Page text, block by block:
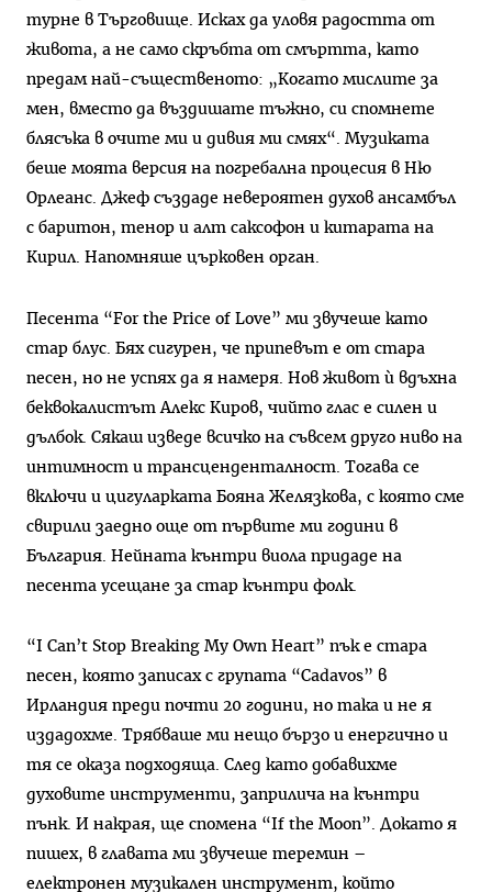
турне в Търговище. Исках да уловя радостта от
живота, а не само скръбта от смъртта, като
предам най-същественото: „Когато мислите за
мен, вместо да въздишате тъжно, си спомнете
блясъка в очите ми и дивия ми смях“. Музиката
беше моята версия на погребална процесия в Ню
Орлеанс. Джеф създаде невероятен духов ансамбъл
с баритон, тенор и алт саксофон и китарата на
Кирил. Напомняше църковен орган.
Песента “For the Price of Love” ми звучеше като
стар блус. Бях сигурен, че припевът е от стара
песен, но не успях да я намеря. Нов живот ѝ вдъхна
беквокалистът Алекс Киров, чийто глас е силен и
дълбок. Сякаш изведе всичко на съвсем друго ниво на
интимност и трансценденталност. Тогава се
включи и цигуларката Бояна Желязкова, с която сме
свирили заедно още от първите ми години в
България. Нейната кънтри виола придаде на
песента усещане за стар кънтри фолк.
“I Can’t Stop Breaking My Own Heart” пък е стара
песен, която записах с групата “Cadavos” в
Ирландия преди почти 20 години, но така и не я
издадохме. Трябваше ми нещо бързо и енергично и
тя се оказа подходяща. След като добавихме
духовите инструменти, заприлича на кънтри
пънк. И накрая, ще спомена “If the Moon”. Докато я
пишех, в главата ми звучеше теремин –
електронен музикален инструмент, който